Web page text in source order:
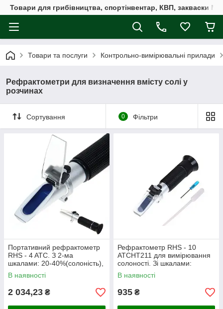
Товари для грибівництва, спортінвентар, КВП, закваски
Товари та послуги Контрольно-вимірювальні прилади
Рефрактометри для визначення вмісту солі у
розчинах
Сортування 0 Фільтри
Портативний рефрактометр
RHS - 4 ATC. З 2-ма
шкалами: 20-40%(солоність),
1,015 - 1,030 S. G.(щільність)
В наявності
2 034,23 ₴
Рефрактометр RHS - 10
ATCHT211 для вимірювання
солоності. Зі шкалами:
солоності(0-100‰) і
щільності(1,000-1,070)
В наявності
935 ₴